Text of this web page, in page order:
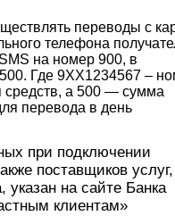
переводы с
телефона
на номер 900, в
Где 9ХХ1234567 –
средств, а 500 — сумма
перевода в день
при подключении
поставщиков
указан на сайте Банка
клиентам»